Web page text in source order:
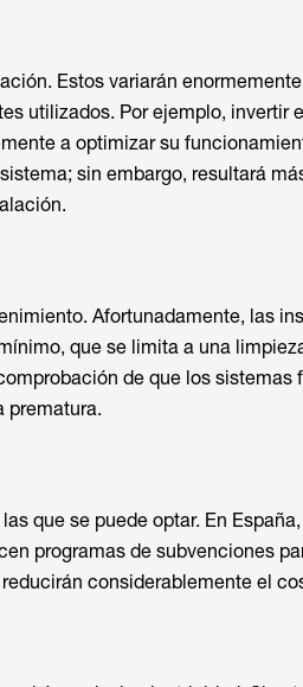
Estos variarán
utilizados. Por ejemplo, invertir
a optimizar su
sin embargo, resultará
Afortunadamente, las
que se limita a una
de que los
prematura.
que se puede optar. En
programas de subvenciones
considerablemente el